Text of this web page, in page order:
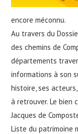
encore méconnu.
Au travers du
des chemins de
départements
informations à son
histoire, ses
à retrouver. Le bien
Jacques de
Liste du patrimoine